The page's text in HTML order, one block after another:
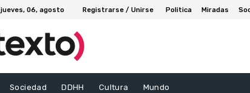
jueves, 06, agosto Registrarse / Unirse Politica Miradas
Sociedad DDHH Cultura Mundo